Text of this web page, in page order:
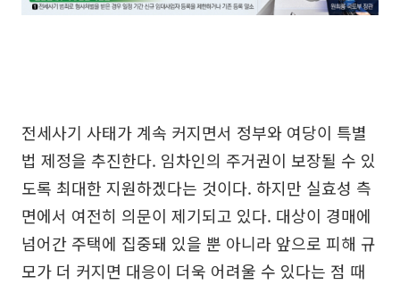
전세사기 사태가 계속 커지면서 정부와 여당이 특별
법 제정을 추진한다. 임차인의 주거권이 보장될 수 있
도록 최대한 지원하겠다는 것이다. 하지만 실효성 측
면에서 여전히 의문이 제기되고 있다. 대상이 경매에
넘어간 주택에 집중돼 있을 뿐 아니라 앞으로 피해 규
모가 더 커지면 대응이 더욱 어려울 수 있다는 점 때